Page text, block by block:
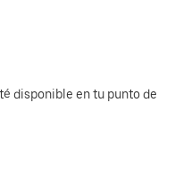
disponible en tu punto de